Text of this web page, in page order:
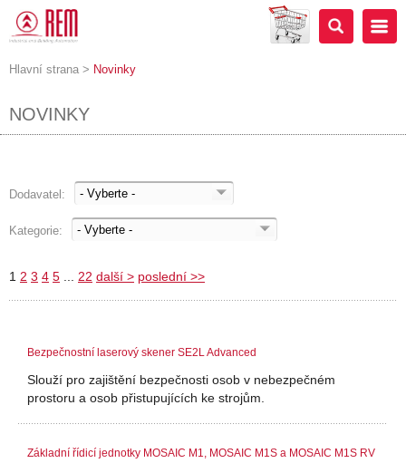
Hlavní strana > Novinky
NOVINKY
Dodavatel:
Kategorie:
1 2 3 4 5 22 další > poslední >>
Bezpečnostní laserový skener SE2L Advanced
Slouží pro zajištění bezpečnosti osob v nebezpečném
prostoru a osob přistupujících ke strojům.
Základní řídicí jednotky MOSAIC M1, MOSAIC M1S a MOSAIC M1S RV